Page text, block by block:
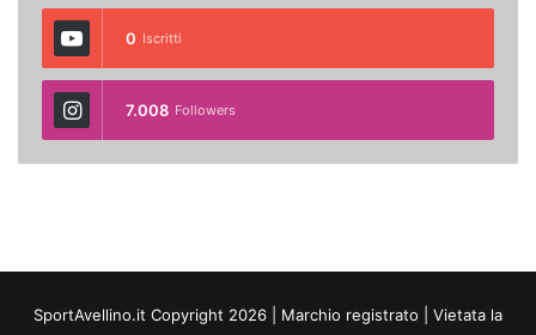
0 Iscritti
7.008 Followers
SportAvellino.it Copyright 2026 | Marchio registrato | Vietata la